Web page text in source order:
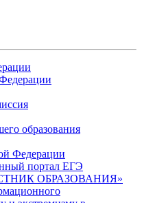
образования
Федерации
портал ЕГЭ
ОБРАЗОВАНИЯ»